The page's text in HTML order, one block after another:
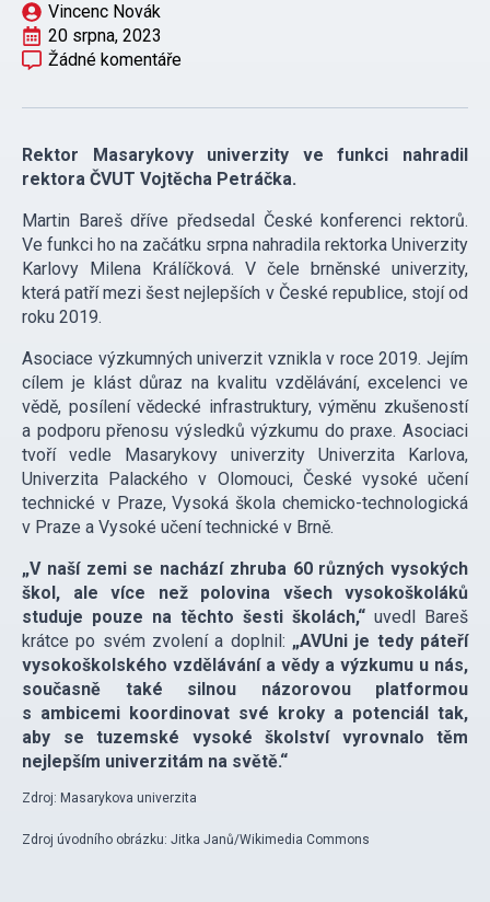
Vincenc Novák
20 srpna, 2023
Žádné komentáře
Rektor Masarykovy univerzity ve funkci nahradil
rektora ČVUT Vojtěcha Petráčka.
Martin Bareš dříve předsedal České konferenci rektorů.
Ve funkci ho na začátku srpna nahradila rektorka Univerzity
Karlovy Milena Králíčková. V čele brněnské univerzity,
která patří mezi šest nejlepších v České republice, stojí od
roku 2019.
Asociace výzkumných univerzit vznikla v roce 2019. Jejím
cílem je klást důraz na kvalitu vzdělávání, excelenci ve
vědě, posílení vědecké infrastruktury, výměnu zkušeností
a podporu přenosu výsledků výzkumu do praxe. Asociaci
tvoří vedle Masarykovy univerzity Univerzita Karlova,
Univerzita Palackého v Olomouci, České vysoké učení
technické v Praze, Vysoká škola chemicko-technologická
v Praze a Vysoké učení technické v Brně.
„V naší zemi se nachází zhruba 60 různých vysokých
škol, ale více než polovina všech vysokoškoláků
studuje pouze na těchto šesti školách,“ uvedl Bareš
krátce po svém zvolení a doplnil: „AVUni je tedy páteří
vysokoškolského vzdělávání a vědy a výzkumu u nás,
současně také silnou názorovou platformou
s ambicemi koordinovat své kroky a potenciál tak,
aby se tuzemské vysoké školství vyrovnalo těm
nejlepším univerzitám na světě.“
Zdroj: Masarykova univerzita
Zdroj úvodního obrázku: Jitka Janů/Wikimedia Commons